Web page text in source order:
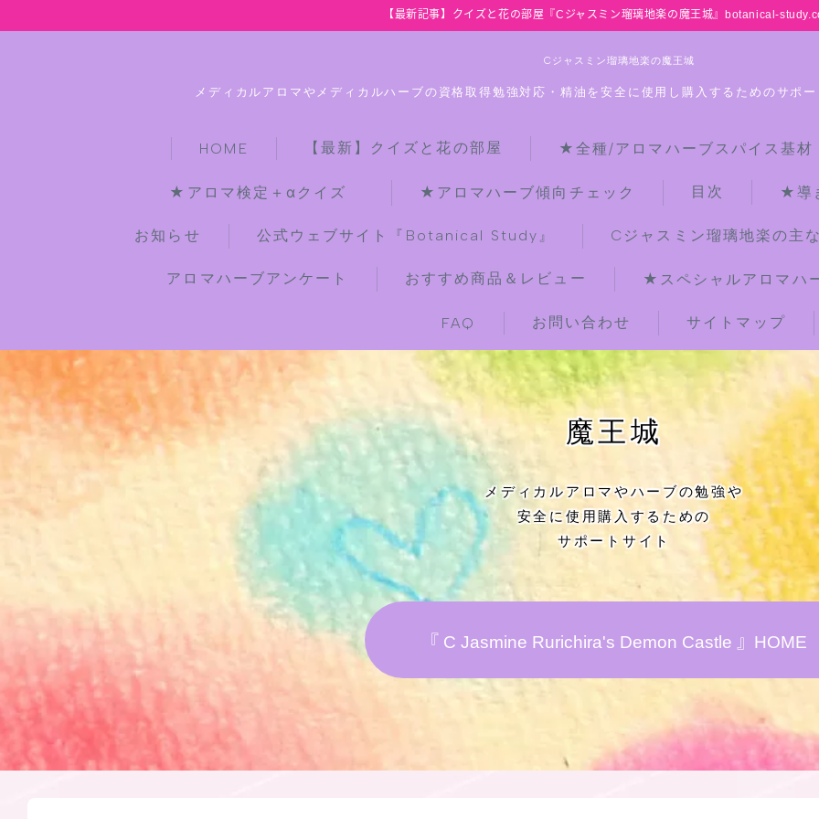
【最新記事】クイズと花の部屋『Cジャスミン瑠璃地楽の魔王城』botanical-
Cジャスミン瑠璃地楽の魔王城
メディカルアロマやメディカルハーブの資格取得勉強対応・精油を安全に使用し購入するためのサポ
HOME 【最新】クイズと花の部屋 ★全種/アロマハーブスパイス基
★アロマ検定＋αクイズ ★アロマハーブ傾向チェック 目次 ★導
お知らせ 公式ウェブサイト『Botanical Study』 Cジャスミン瑠璃地楽の主
アロマハーブアンケート おすすめ商品＆レビュー ★スペシャルアロマハ
FAQ お問い合わせ サイトマップ
【最新】クイズと花の部屋
★全種/アロマハーブスパイス基材 プ
★アロマ検定＋αクイズ
★アロマハーブ傾向チェック
★導きの階層図/目次
お知らせ
公式ウェブサイト『Botanical Study』
Cジャスミン瑠璃地楽の主な活動先リン
魔王城
メディカルアロマやハーブの勉強や
安全に使用購入するための
サポートサイト
『 C Jasmine Rurichira's Demon Castle 』HOME